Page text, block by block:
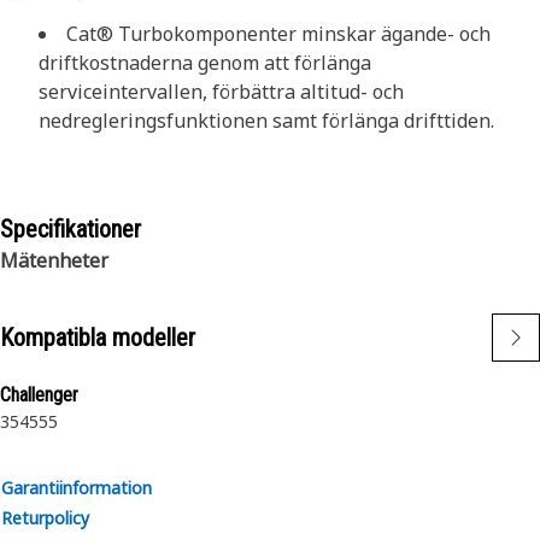
Cat® Turbokomponenter minskar ägande- och
driftkostnaderna genom att förlänga
serviceintervallen, förbättra altitud- och
nedregleringsfunktionen samt förlänga drifttiden.
Specifikationer
Mätenheter
Kompatibla modeller
Challenger
354555
Garantiinformation
Returpolicy